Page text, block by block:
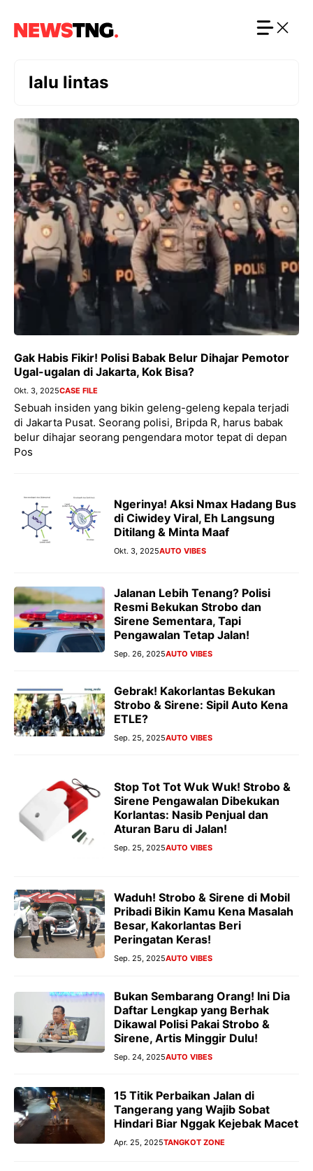
lalu lintas
Gak Habis Fikir! Polisi Babak Belur Dihajar Pemotor
Ugal-ugalan di Jakarta, Kok Bisa?
Okt. 3, 2025CASE FILE
Sebuah insiden yang bikin geleng-geleng kepala terjadi
di Jakarta Pusat. Seorang polisi, Bripda R, harus babak
belur dihajar seorang pengendara motor tepat di depan
Pos
Ngerinya! Aksi Nmax Hadang Bus
di Ciwidey Viral, Eh Langsung
Ditilang & Minta Maaf
Okt. 3, 2025AUTO VIBES
Jalanan Lebih Tenang? Polisi
Resmi Bekukan Strobo dan
Sirene Sementara, Tapi
Pengawalan Tetap Jalan!
Sep. 26, 2025AUTO VIBES
Gebrak! Kakorlantas Bekukan
Strobo & Sirene: Sipil Auto Kena
ETLE?
Sep. 25, 2025AUTO VIBES
Stop Tot Tot Wuk Wuk! Strobo &
Sirene Pengawalan Dibekukan
Korlantas: Nasib Penjual dan
Aturan Baru di Jalan!
Sep. 25, 2025AUTO VIBES
Waduh! Strobo & Sirene di Mobil
Pribadi Bikin Kamu Kena Masalah
Besar, Kakorlantas Beri
Peringatan Keras!
Sep. 25, 2025AUTO VIBES
Bukan Sembarang Orang! Ini Dia
Daftar Lengkap yang Berhak
Dikawal Polisi Pakai Strobo &
Sirene, Artis Minggir Dulu!
Sep. 24, 2025AUTO VIBES
15 Titik Perbaikan Jalan di
Tangerang yang Wajib Sobat
Hindari Biar Nggak Kejebak Macet
Apr. 25, 2025TANGKOT ZONE